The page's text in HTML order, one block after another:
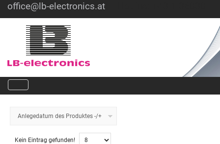
office@lb-electronics.at
Anlegedatum des Produktes -/+
Kein Eintrag gefunden!